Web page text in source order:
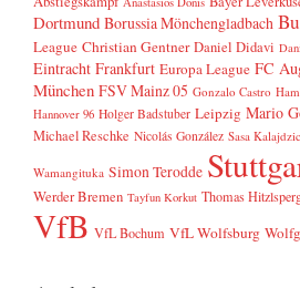
Dortmund Borussia Mönchengladbach
League Christian Gentner Daniel Didavi
Eintracht Frankfurt Europa League FC
München FSV Mainz 05 Gonzalo Castro
Hannover 96 Holger Badstuber Leipzig Mario
Michael Reschke Nicolás González Sasa Kalajdzic
Wamangituka Simon Terodde
Werder Bremen Tayfun Korkut Thomas
VfB VfL Bochum VfL Wolfsburg